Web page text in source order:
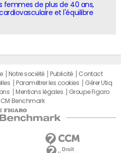
femmes de plus de 40 ans,
et l'équilibre
Notre société Publicité
Contact
Paramétrer les cookies
Gérer Utiq
Mentions légales
Groupe Figaro
Benchmark